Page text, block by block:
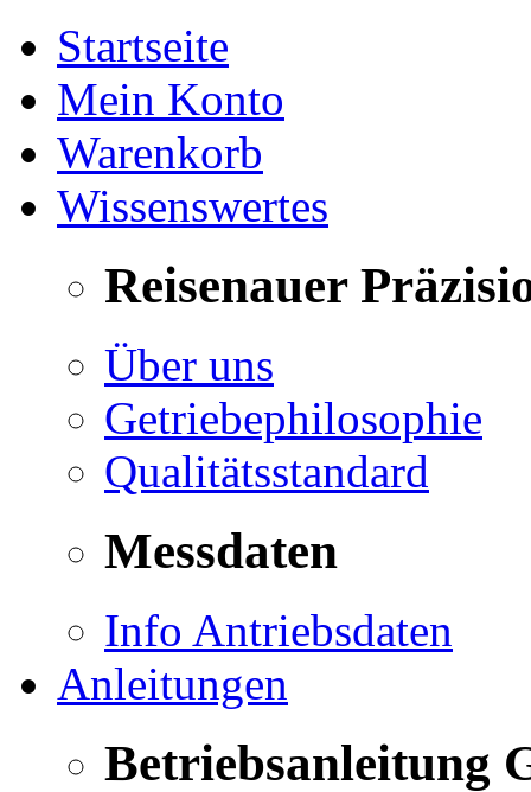
Startseite
Mein Konto
Warenkorb
Wissenswertes
Reisenauer
Über uns
Getriebephilosophie
Qualitätsstandard
Messdaten
Info Antriebsdaten
Anleitungen
Betriebsanleitung